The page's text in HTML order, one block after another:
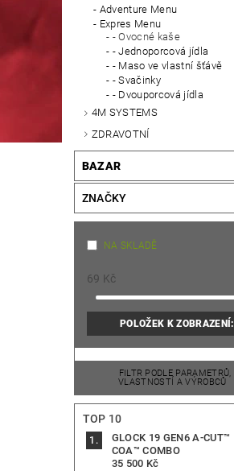
Adventure Menu
Expres Menu
- Ovocné kaše
- Jednoporcová jídla
- Maso ve vlastní šťávě
- Svačinky
- Dvouporcová jídla
4M SYSTEMS
ZDRAVOTNÍ
BAZAR
ZNAČKY
NA SKLADĚ
69 Kč
POLOŽEK K ZOBRAZENÍ:
FILTR PODLE PARAMETRŮ,
VLASTNOSTÍ A VÝROBCŮ
TOP 10
GLOCK 19 GEN6 A-CUT™
COA™ COMBO
35 500 Kč